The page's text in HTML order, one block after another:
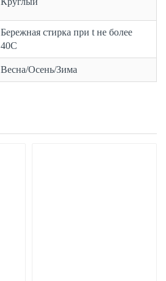
Бережная стирка при t не более
40С
Весна/Осень/Зима